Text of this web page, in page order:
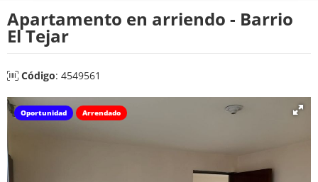
Apartamento en arriendo - Barrio
El Tejar
Código: 4549561
Oportunidad Arrendado